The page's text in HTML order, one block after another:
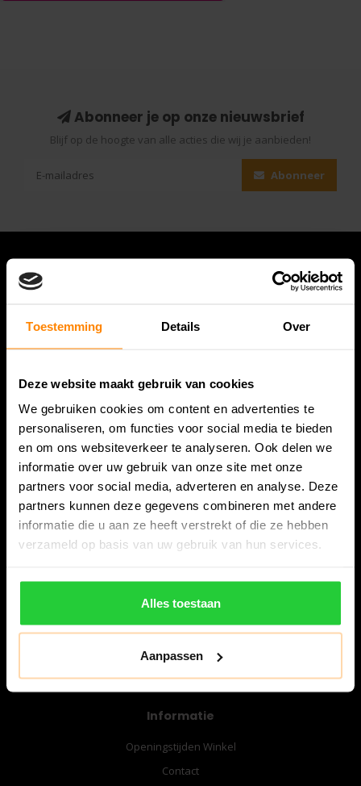
Toestemming Details Over
Deze website maakt gebruik van cookies
We gebruiken cookies om content en advertenties te
personaliseren, om functies voor social media te bieden
en om ons websiteverkeer te analyseren. Ook delen we
informatie over uw gebruik van onze site met onze
partners voor social media, adverteren en analyse. Deze
partners kunnen deze gegevens combineren met andere
informatie die u aan ze heeft verstrekt of die ze hebben
verzameld op basis van uw gebruik van hun services.
Alles toestaan
Aanpassen
Abonneer je op onze nieuwsbrief
Blijf op de hoogte van alle acties die wij je aanbieden!
Abonneer
Bespanracket.nl is dé racketspecialist van Lelystad en
omstreken.
Snijdersstraat 6
8224 AA Lelystad
Nederland
06-57276080
info@bespanracket.nl
Informatie
Openingstijden Winkel
Contact